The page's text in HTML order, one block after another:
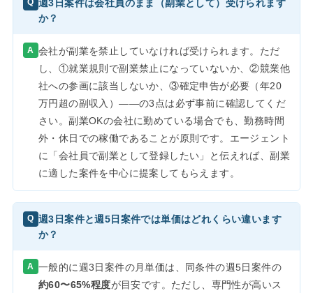
Q 週3日案件は会社員のまま（副業として）受けられます
か？
A 会社が副業を禁止していなければ受けられます。ただ
し、①就業規則で副業禁止になっていないか、②競業他
社への参画に該当しないか、③確定申告が必要（年20
万円超の副収入）——の3点は必ず事前に確認してくだ
さい。副業OKの会社に勤めている場合でも、勤務時間
外・休日での稼働であることが原則です。エージェント
に「会社員で副業として登録したい」と伝えれば、副業
に適した案件を中心に提案してもらえます。
Q 週3日案件と週5日案件では単価はどれくらい違います
か？
A 一般的に週3日案件の月単価は、同条件の週5日案件の
約60〜65%程度が目安です。ただし、専門性が高いス